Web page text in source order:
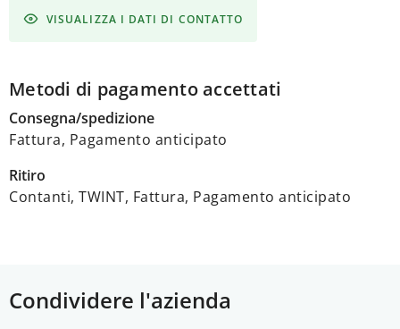
VISUALIZZA I DATI DI CONTATTO
Metodi di pagamento accettati
Consegna/spedizione
Fattura, Pagamento anticipato
Ritiro
Contanti, TWINT, Fattura, Pagamento anticipato
Condividere l'azienda